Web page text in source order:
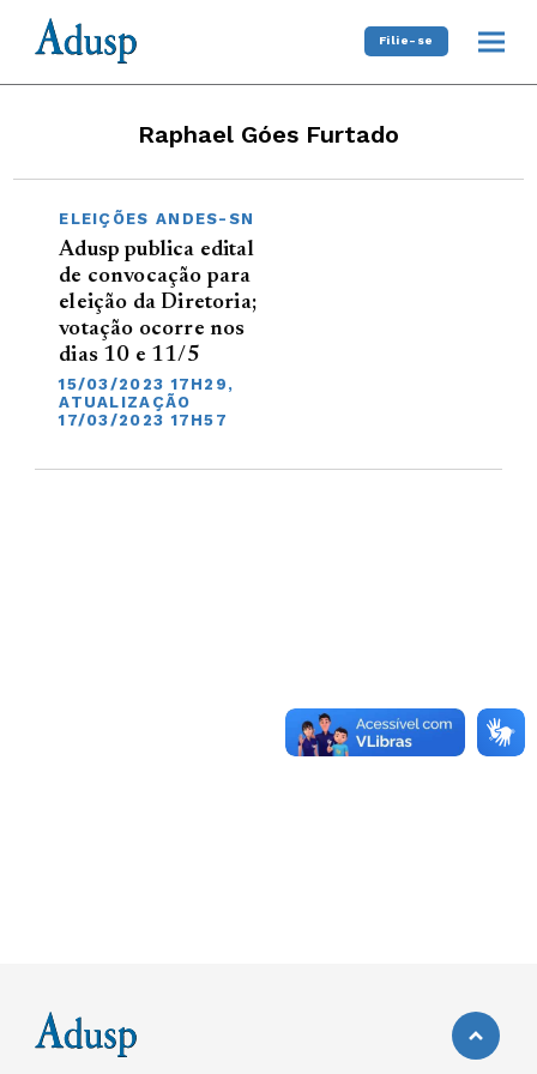
Filie-se
Raphael Góes Furtado
ELEIÇÕES ANDES-SN
Adusp publica edital
de convocação para
eleição da Diretoria;
votação ocorre nos
dias 10 e 11/5
15/03/2023 17H29,
ATUALIZAÇÃO
17/03/2023 17H57